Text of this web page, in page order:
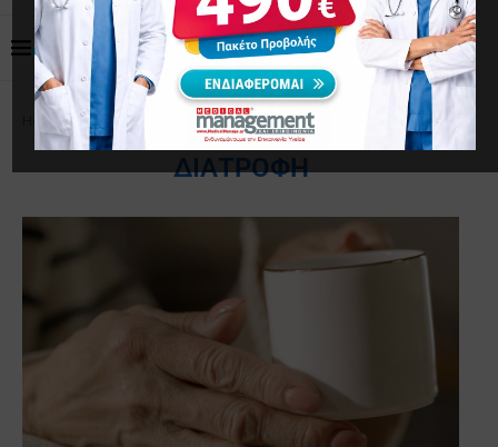
Home Tags Posts tagged with "διατροφή"
ΔΙΑΤΡΟΦΉ